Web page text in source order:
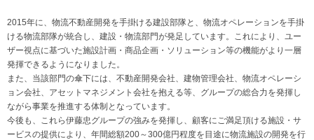
2015年に、物流不動産開発を手掛ける建設部隊と、物流オペレーションを手掛
ける物流部隊が統合し、建設・物流部門が発足しています。これにより、ユー
ザー視点に基づいた施設計画・商品企画・ソリューション等の機能がより一層
発揮できるようになりました。
また、当該部門の傘下には、不動産開発会社、建物管理会社、物流オペレーシ
ョン会社、アセットマネジメント会社を抱える等、グループの総合力を発揮し
ながら事業を推進する体制となっています。
今後も、これら伊藤忠グループの強みを発揮し、顧客にご満足頂ける施設・サ
ービスの提供により、年間総額200～300億円程度を目途に物流施設の開発を行